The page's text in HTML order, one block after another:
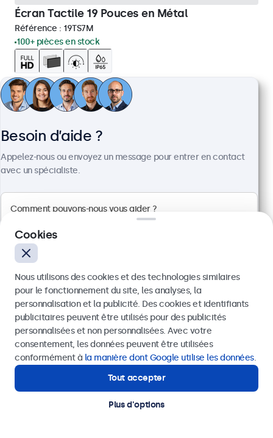
Écran Tactile 19 Pouces en Métal
Référence : 19TS7M
100+ pièces en stock
Écran tactile Full HD multipoint
Entrées : HDMI, DisplayPort, USB-C, VGA
Installation : encastrable, murale, bureau
Dimensions : 481 x 294 x 45 mm
569,00 €
682,80 € TTC
Écran Tactile 19 Pouces en Métal (Haute
Besoin d’aide ?
Appelez-nous ou envoyez un message pour entrer en contact
avec un spécialiste.
Envoyer
Ou appelez-nous au01 79 97 48 02
Contactez nos spécialistes.
Cookies
Nous utilisons des cookies et des technologies similaires
pour le fonctionnement du site, les analyses, la
personnalisation et la publicité. Des cookies et identifiants
publicitaires peuvent être utilisés pour des publicités
personnalisées et non personnalisées. Avec votre
consentement, les données peuvent être utilisées
conformément à la manière dont Google utilise les données.
Tout accepter
Plus d'options